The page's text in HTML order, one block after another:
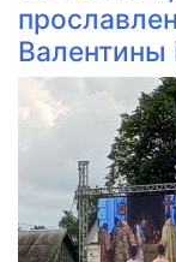
Валентины